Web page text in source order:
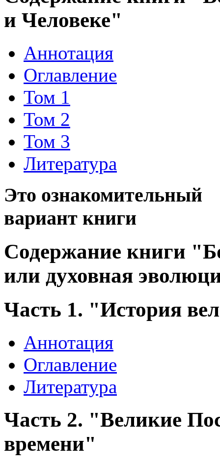
и Человеке"
Аннотация
Оглавление
Том 1
Том 2
Том 3
Литература
Это ознакомительный
вариант книги
Содержание книги
или духовная
Часть 1. "История
Аннотация
Оглавление
Литература
Часть 2. "Великие
времени"